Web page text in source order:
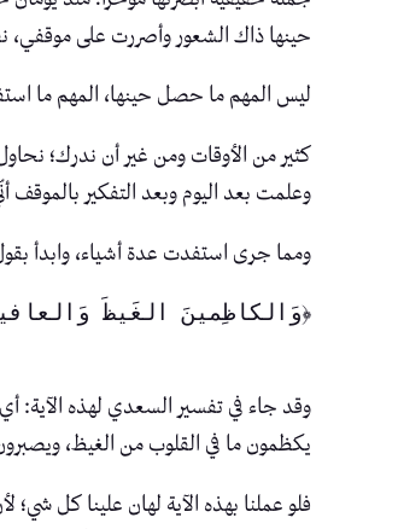
حينها ذاك الشعور وأصررت على موقفي،
ليس المهم ما حصل حينها، المهم ما
كثير من الأوقات ومن غير أن ندرك؛
وعلمت بعد اليوم وبعد التفكير بالموقف
ومما جرى استفدت عدة أشياء، وابدأ بقول
﴿وَالكاظِمينَ الغَيظَ
وقد جاء في تفسير السعدي لهذه الآية:
يكظمون ما في القلوب من الغيظ،
فلو عملنا بهذه الآية لهان علينا كل